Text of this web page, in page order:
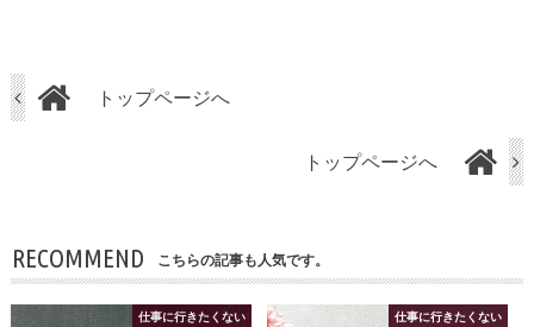
トップページへ
トップページへ
RECOMMEND こちらの記事も人気です。
仕事に行きたくない 仕事に行きたくない